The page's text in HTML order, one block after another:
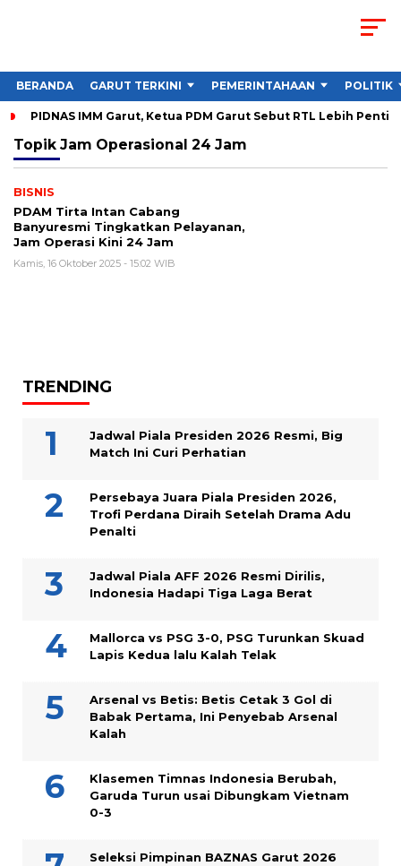
BERANDA GARUT TERKINI PEMERINTAHAAN POLITIK
PIDNAS IMM Garut, Ketua PDM Garut Sebut RTL Lebih
Topik Jam Operasional 24 Jam
BISNIS
PDAM Tirta Intan Cabang
Banyuresmi Tingkatkan Pelayanan,
Jam Operasi Kini 24 Jam
Kamis, 16 Oktober 2025 - 15:02 WIB
TRENDING
Jadwal Piala Presiden 2026 Resmi, Big
Match Ini Curi Perhatian
Persebaya Juara Piala Presiden 2026,
Trofi Perdana Diraih Setelah Drama Adu
Penalti
Jadwal Piala AFF 2026 Resmi Dirilis,
Indonesia Hadapi Tiga Laga Berat
Mallorca vs PSG 3-0, PSG Turunkan Skuad
Lapis Kedua lalu Kalah Telak
Arsenal vs Betis: Betis Cetak 3 Gol di
Babak Pertama, Ini Penyebab Arsenal
Kalah
Klasemen Timnas Indonesia Berubah,
Garuda Turun usai Dibungkam Vietnam
0-3
Seleksi Pimpinan BAZNAS Garut 2026